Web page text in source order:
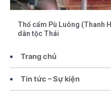
Trang chủ
Tin tức – Sự kiện
Thổ cẩm Pù Luông (Thanh
dân tộc Thái